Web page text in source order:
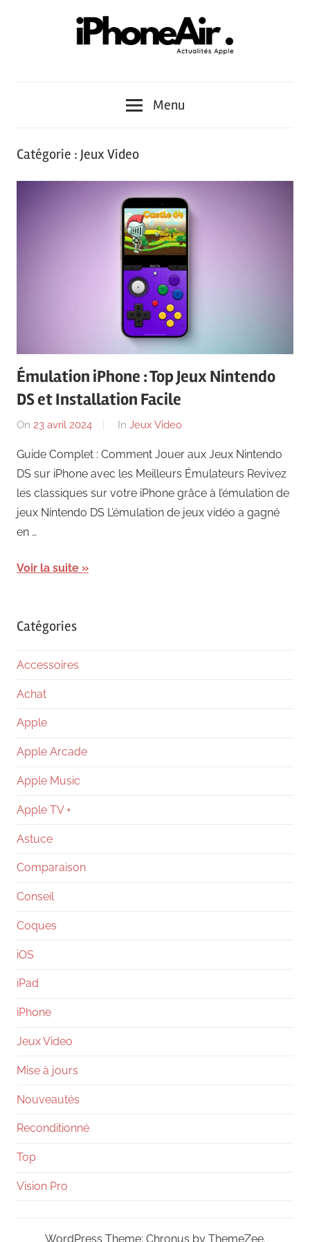
–
Achat
Reconditionné
Menu
Catégorie : Jeux Video
Émulation iPhone : Top Jeux Nintendo
DS et Installation Facile
On 23 avril 2024
By
Guillaume
In Jeux Video
Guide Complet : Comment Jouer aux Jeux Nintendo
DS sur iPhone avec les Meilleurs Émulateurs Revivez
les classiques sur votre iPhone grâce à l’émulation de
jeux Nintendo DS L’émulation de jeux vidéo a gagné
en …
Voir la suite
Catégories
Accessoires
Achat
Apple
Apple Arcade
Apple Music
Apple TV +
Astuce
Comparaison
Conseil
Coques
iOS
iPad
iPhone
Jeux Video
Mise à jours
Nouveautés
Reconditionné
Top
Vision Pro
WordPress Theme: Chronus by ThemeZee.